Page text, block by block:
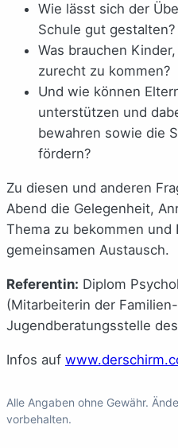
Wie lässt sich der
Schule gut gestalten?
Was brauchen
zurecht zu kommen?
Und wie können
unterstützen und
bewahren sowie die
fördern?
Zu diesen und anderen
Abend die Gelegenheit,
Thema zu bekommen und
gemeinsamen Austausch.
Referentin: Diplom
(Mitarbeiterin der
Jugendberatungsstelle
Infos auf
Alle Angaben ohne Gewähr.
vorbehalten.